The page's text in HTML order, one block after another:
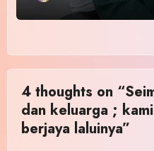
4 thoughts on
dan keluarga ;
berjaya laluinya”